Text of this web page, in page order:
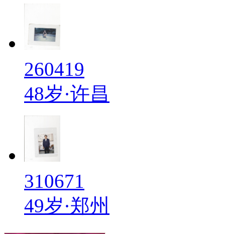
260419
48岁·许昌
310671
49岁·郑州